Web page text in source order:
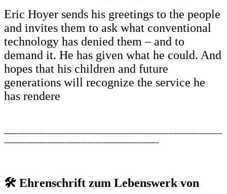
Eric Hoyer sends his greetings to the people
and invites them to ask what conventional
technology has denied them – and to
demand it. He has given what he could. And
hopes that his children and future
generations will recognize the service he
has rendere
--------------------------------------------------------------------------------------
-------------------------------------------------------------
🛠️ Ehrenschrift zum Lebenswerk von